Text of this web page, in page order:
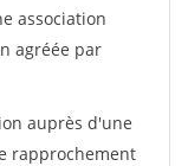
association
agréée par
auprès d'une
rapprochement